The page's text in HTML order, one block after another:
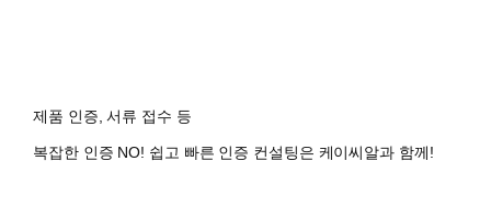
제품 인증, 서류 접수 등
복잡한 인증 NO! 쉽고 빠른 인증 컨설팅은 케이씨알과 함께!